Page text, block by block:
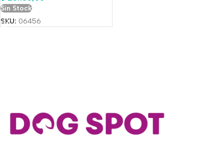
Sin Stock
SKU: 06456